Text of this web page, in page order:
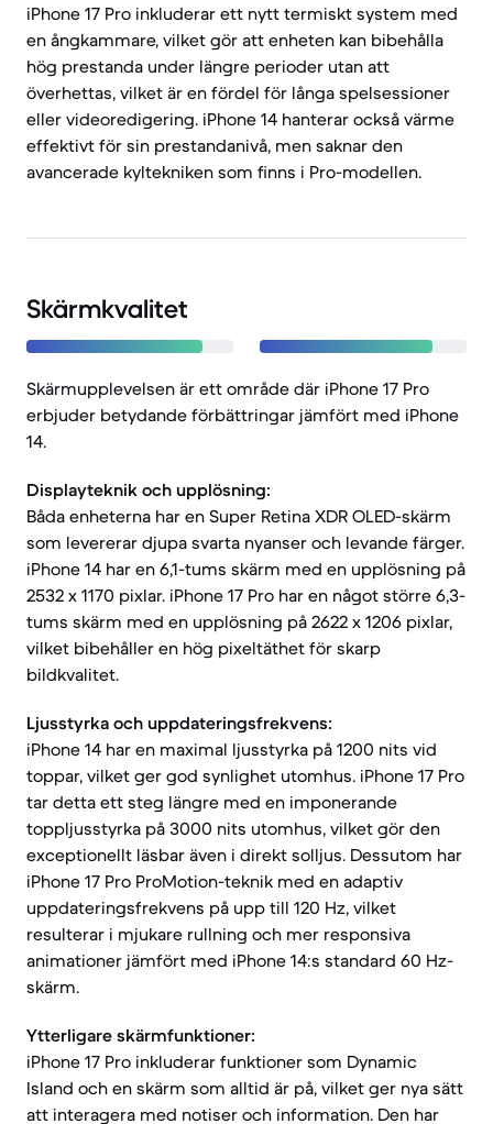
iPhone 17 Pro inkluderar ett nytt termiskt system med
en ångkammare, vilket gör att enheten kan bibehålla
hög prestanda under längre perioder utan att
överhettas, vilket är en fördel för långa spelsessioner
eller videoredigering. iPhone 14 hanterar också värme
effektivt för sin prestandanivå, men saknar den
avancerade kyltekniken som finns i Pro-modellen.
Skärmkvalitet
Skärmupplevelsen är ett område där iPhone 17 Pro
erbjuder betydande förbättringar jämfört med iPhone
14.
Displayteknik och upplösning:
Båda enheterna har en Super Retina XDR OLED-skärm
som levererar djupa svarta nyanser och levande färger.
iPhone 14 har en 6,1-tums skärm med en upplösning på
2532 x 1170 pixlar. iPhone 17 Pro har en något större 6,3-
tums skärm med en upplösning på 2622 x 1206 pixlar,
vilket bibehåller en hög pixeltäthet för skarp
bildkvalitet.
Ljusstyrka och uppdateringsfrekvens:
iPhone 14 har en maximal ljusstyrka på 1200 nits vid
toppar, vilket ger god synlighet utomhus. iPhone 17 Pro
tar detta ett steg längre med en imponerande
toppljusstyrka på 3000 nits utomhus, vilket gör den
exceptionellt läsbar även i direkt solljus. Dessutom har
iPhone 17 Pro ProMotion-teknik med en adaptiv
uppdateringsfrekvens på upp till 120 Hz, vilket
resulterar i mjukare rullning och mer responsiva
animationer jämfört med iPhone 14:s standard 60 Hz-
skärm.
Ytterligare skärmfunktioner:
iPhone 17 Pro inkluderar funktioner som Dynamic
Island och en skärm som alltid är på, vilket ger nya sätt
att interagera med notiser och information. Den har